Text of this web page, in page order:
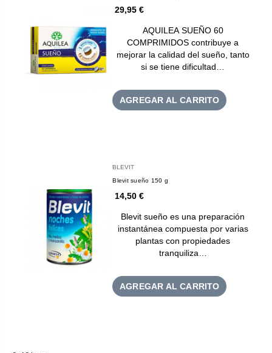
29,95 €
AQUILEA SUEÑO 60
COMPRIMIDOS contribuye a
mejorar la calidad del sueño, tanto
si se tiene dificultad…
AGREGAR AL CARRITO
BLEVIT
Blevit sueño 150 g
14,50 €
Blevit sueño es una preparación
instantánea compuesta por varias
plantas con propiedades
tranquiliza…
AGREGAR AL CARRITO